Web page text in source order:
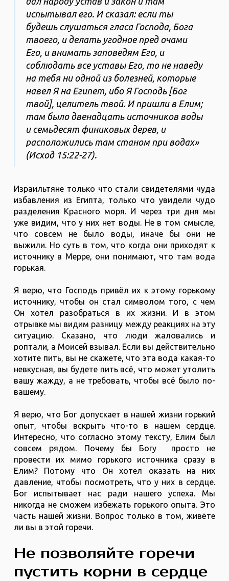
испытывал его. И сказал: если ты
будешь слушаться гласа Господа, Бога
твоего, и делать угодное пред очами
Его, и внимать заповедям Его, и
соблюдать все уставы Его, то не наведу
на тебя ни одной из болезней, которые
навел Я на Египет, ибо Я Господь [Бог
твой], целитель твой. И пришли в Елим;
там было двенадцать источников воды
и семьдесят финиковых дерев, и
расположились там станом при водах»
(‭‭Исход‬ ‭15‬:‭22‬-‭27).
Израильтяне только что стали свидетелями чуда
избавления из Египта, только что увидели чудо
разделения Красного моря. И через три дня мы
уже видим, что у них нет воды. Не в том смысле,
что совсем не было воды, иначе бы они не
выжили. Но суть в том, что когда они приходят к
источнику в Мерре, они понимают, что там вода
горькая.
Я верю, что Господь привёл их к этому горькому
источнику, чтобы он стал символом того, с чем
Он хотел разобраться в их жизни. И в этом
отрывке мы видим разницу между реакциях на эту
ситуацию. Сказано, что люди жаловались и
роптали, а Моисей взывал. Если вы действительно
хотите пить, вы не скажете, что эта вода какая-то
невкусная, вы будете пить всё, что может утолить
вашу жажду, а не требовать, чтобы всё было по-
вашему.
Я верю, что Бог допускает в нашей жизни горький
опыт, чтобы вскрыть что-то в нашем сердце.
Интересно, что согласно этому тексту, Елим был
совсем рядом. Почему бы Богу просто не
провести их мимо горького источника сразу в
Елим? Потому что Он хотел оказать на них
давление, чтобы посмотреть, что у них в сердце.
Бог испытывает нас ради нашего успеха. Мы
никогда не сможем избежать горького опыта. Это
часть нашей жизни. Вопрос только в том, живёте
ли вы в этой горечи.
Не позволяйте горечи
пустить корни в сердце